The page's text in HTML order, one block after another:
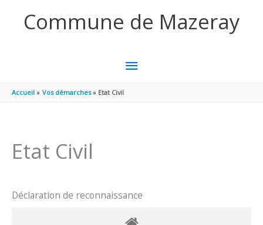
Commune de Mazeray
MENU
PRINCIPAL
Accueil Vos démarches Etat Civil
Etat Civil
Déclaration de reconnaissance